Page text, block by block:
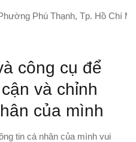
Phú Thạnh, Tp. Hồ Chí
công cụ để
và chỉnh
của mình
tin cá nhân của mình vui